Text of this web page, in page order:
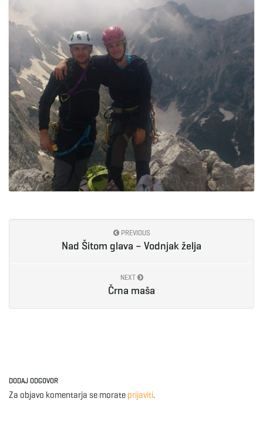
PREVIOUS
Nad Šitom glava – Vodnjak želja
NEXT
Črna maša
DODAJ ODGOVOR
Za objavo komentarja se morate prijaviti.